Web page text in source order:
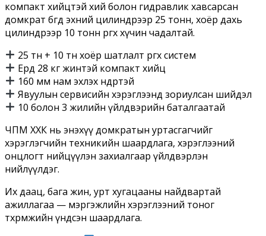
компакт хийцтэй хий болон гидравлик хавсарсан
домкрат бөгөөд эхний цилиндрээр 25 тонн, хоёр дахь
цилиндрээр 10 тонн өргөх хүчин чадалтай.
25 тн + 10 тн хоёр шатлалт өргөх систем
Ердөө 28 кг жинтэй компакт хийц
160 мм нам эхлэх өндөртэй
Явуулын сервисийн хэрэглээнд зориулсан шийдэл
10 болон 3 жилийн үйлдвэрийн баталгаатай
ЧПМ ХХК нь энэхүү домкратын уртасгагчийг
хэрэглэгчийн техникийн шаардлага, хэрэглээний
онцлогт нийцүүлэн захиалгаар үйлдвэрлэн
нийлүүлдэг.
Их даац, бага жин, урт хугацааны найдвартай
ажиллагаа — мэргэжлийн хэрэглээний тоног
төхөөрөмжийн үндсэн шаардлага.